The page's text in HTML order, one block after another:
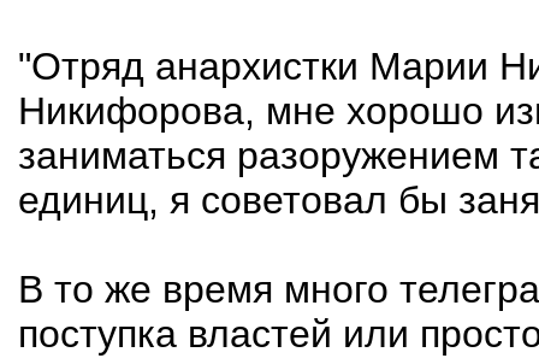
"Отряд анархистки Марии
Никифорова, мне хорошо
заниматься разоружением
единиц, я советовал бы
В то же время много
поступка властей или